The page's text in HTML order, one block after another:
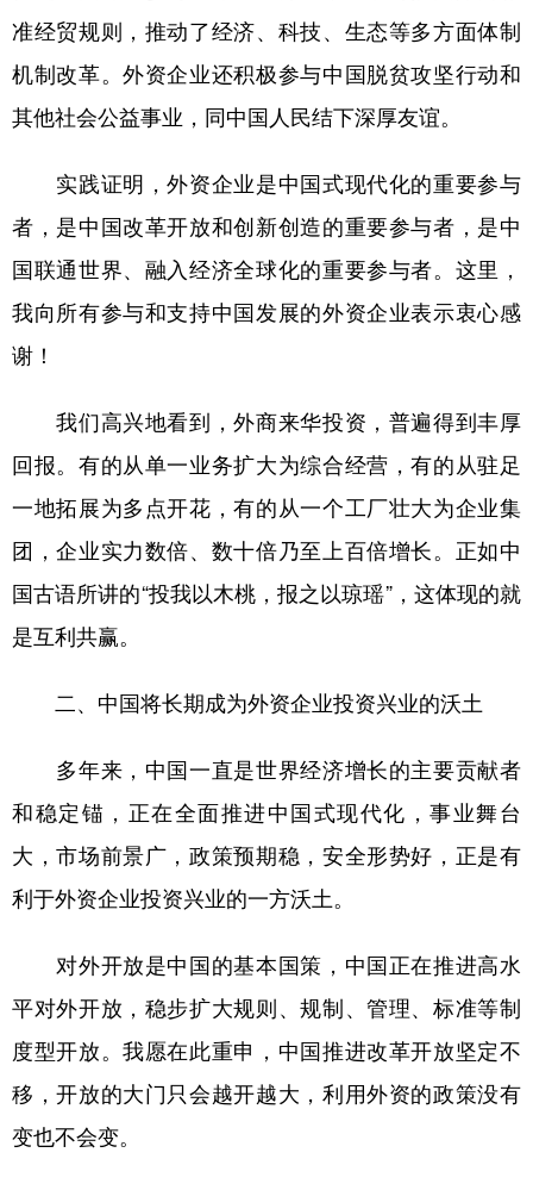
准经贸规则，推动了经济、科技、生态等多方面体制
机制改革。外资企业还积极参与中国脱贫攻坚行动和
其他社会公益事业，同中国人民结下深厚友谊。
实践证明，外资企业是中国式现代化的重要参与
者，是中国改革开放和创新创造的重要参与者，是中
国联通世界、融入经济全球化的重要参与者。这里，
我向所有参与和支持中国发展的外资企业表示衷心感
谢！
我们高兴地看到，外商来华投资，普遍得到丰厚
回报。有的从单一业务扩大为综合经营，有的从驻足
一地拓展为多点开花，有的从一个工厂壮大为企业集
团，企业实力数倍、数十倍乃至上百倍增长。正如中
国古语所讲的“投我以木桃，报之以琼瑶”，这体现的就
是互利共赢。
二、中国将长期成为外资企业投资兴业的沃土
多年来，中国一直是世界经济增长的主要贡献者
和稳定锚，正在全面推进中国式现代化，事业舞台
大，市场前景广，政策预期稳，安全形势好，正是有
利于外资企业投资兴业的一方沃土。
对外开放是中国的基本国策，中国正在推进高水
平对外开放，稳步扩大规则、规制、管理、标准等制
度型开放。我愿在此重申，中国推进改革开放坚定不
移，开放的大门只会越开越大，利用外资的政策没有
变也不会变。